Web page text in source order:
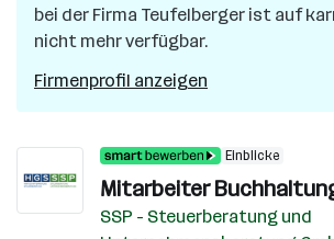
bei der Firma Teufelberger ist auf
nicht mehr verfügbar.
Firmenprofil anzeigen
Einblicke
Mitarbeiter
SSP - Steuerberatung und